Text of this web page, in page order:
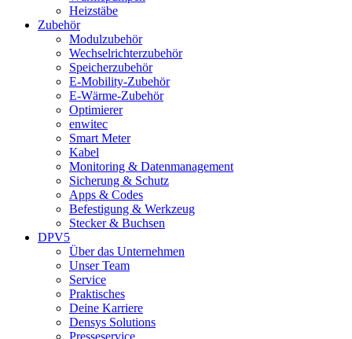
Heizstäbe
Zubehör
Modulzubehör
Wechselrichterzubehör
Speicherzubehör
E-Mobility-Zubehör
E-Wärme-Zubehör
Optimierer
enwitec
Smart Meter
Kabel
Monitoring & Datenmanagement
Sicherung & Schutz
Apps & Codes
Befestigung & Werkzeug
Stecker & Buchsen
DPV5
Über das Unternehmen
Unser Team
Service
Praktisches
Deine Karriere
Densys Solutions